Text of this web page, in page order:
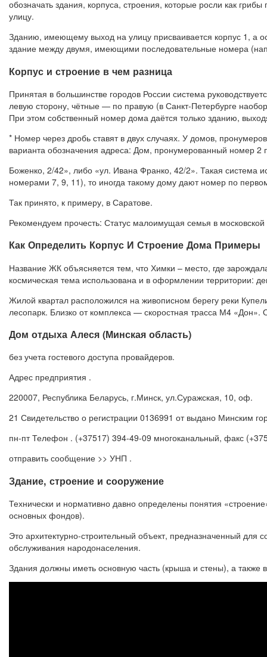
обозначать здания, корпуса, строения, которые росли как
улицу.
Зданию, имеющему выход на улицу присваивается корпус 1, а
здание между двумя, имеющими последовательные номера
Корпус и строение в чем разница
Принятая в большинстве городов России система
левую сторону, чётные — по правую (в Санкт-Петербурге
При этом собственный номер дома даётся только зданию,
* Номер через дробь ставят в двух случаях. У домов,
варианта обозначения адреса: Дом, пронумерованный номер
Боженко, 2/42», либо «ул. Ивана Франко, 42/2». Такая система
номерами 7, 9, 11), то иногда такому дому дают номер по
Так принято, к примеру, в Саратове.
Рекомендуем прочесть: Статус малоимущая семья в московской
Как Определить Корпус И Строение Дома Примеры
Название ЖК объясняется тем, что Химки – место, где
космическая тема использована и в оформлении территории:
Жилой квартал расположился на живописном берегу реки
лесопарк. Близко от комплекса — скоростная трасса М4
Дом отдыха Алеся (Минская область)
без учета гостевого доступа провайдеров.
Адрес предприятия .
220007, Республика Беларусь, г.Минск, ул.Суражская, 10, оф.
21 Свидетельство о регистрации 0136991 от выдано Минским
пн-пт Телефон . (+37517) 394-49-09 многоканальный, факс
отправить сообщение >> УНП .
Здание, строение и сооружение
Технически и нормативно давно определены понятия
основных фондов).
Это архитектурно-строительный объект, предназначенный для
обслуживания народонаселения.
Здания должны иметь основную часть (крыша и стены), а также